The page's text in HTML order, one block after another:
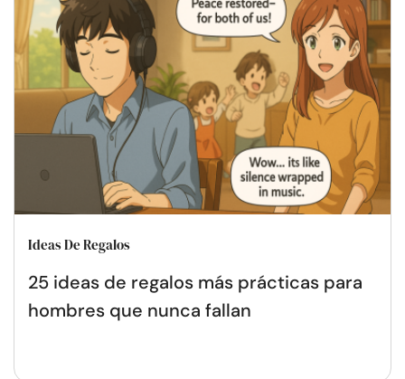
Ideas De Regalos
25 ideas de regalos más prácticas para
hombres que nunca fallan